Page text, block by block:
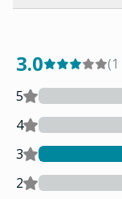
3.0 (1
5
4
3
2